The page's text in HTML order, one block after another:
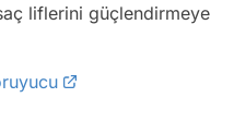
liflerini güçlendirmeye